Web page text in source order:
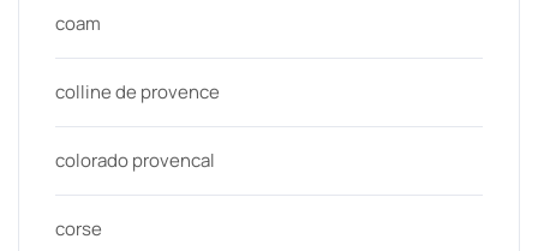
coam
colline de provence
colorado provencal
corse